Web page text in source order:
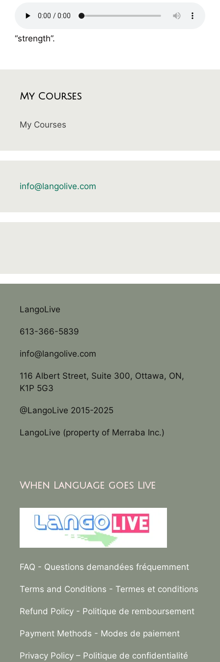
“strength”.
My Courses
My Courses
info@langolive.com
LangoLive
613-366-5839
info@langolive.com
116 Albert Street, Suite 300, Ottawa, ON,
K1P 5G3
@LangoLive 2015-2025
LangoLive (property of Merraba Inc.)
When Language goes Live
FAQ - Questions demandées fréquemment
Terms and Conditions - Termes et conditions
Refund Policy - Politique de remboursement
Payment Methods - Modes de paiement
Privacy Policy – Politique de confidentialité